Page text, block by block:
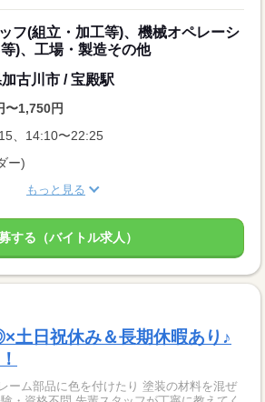
フ(組立・加工等)、機械オペレーシ
)、工場・製造その他
古川市 / 宝殿駅
〜1,750円
、14:10〜22:25
ー)
もっと見る
する（バイトル求人）
土日祝休み＆長期休暇あり♪
ーム部品に色を付けたり 塗装の材料を混ぜ